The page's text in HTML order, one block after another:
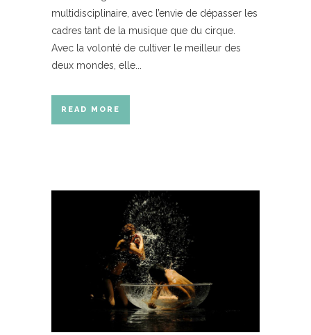
multidisciplinaire, avec l’envie de dépasser les
cadres tant de la musique que du cirque.
Avec la volonté de cultiver le meilleur des
deux mondes, elle...
READ MORE